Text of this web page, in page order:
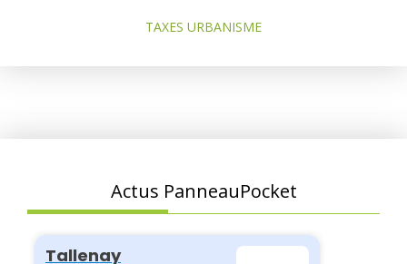
TAXES URBANISME
Actus PanneauPocket